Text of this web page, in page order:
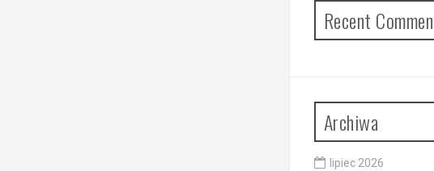
Recent
Archiwa
lipiec 2026